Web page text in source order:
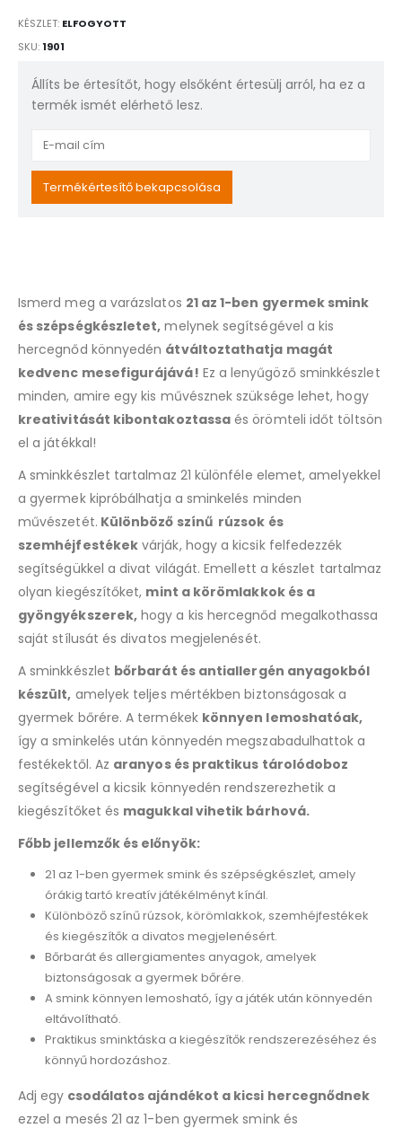
KÉSZLET: ELFOGYOTT
SKU:1901
Állíts be értesítőt, hogy elsőként értesülj arról, ha ez a
termék ismét elérhető lesz.
Enter
email
address
for
this
product
Termékértesítő bekapcsolása
Ismerd meg a varázslatos 21 az 1-ben gyermek smink
és szépségkészletet, melynek segítségével a kis
hercegnőd könnyedén átváltoztathatja magát
kedvenc mesefigurájává! Ez a lenyűgöző sminkkészlet
minden, amire egy kis művésznek szüksége lehet, hogy
kreativitását kibontakoztassa és örömteli időt töltsön
el a játékkal!
A sminkkészlet tartalmaz 21 különféle elemet, amelyekkel
a gyermek kipróbálhatja a sminkelés minden
művészetét. Különböző színű rúzsok és
szemhéjfestékek várják, hogy a kicsik felfedezzék
segítségükkel a divat világát. Emellett a készlet tartalmaz
olyan kiegészítőket, mint a körömlakkok és a
gyöngyékszerek, hogy a kis hercegnőd megalkothassa
saját stílusát és divatos megjelenését.
A sminkkészlet bőrbarát és antiallergén anyagokból
készült, amelyek teljes mértékben biztonságosak a
gyermek bőrére. A termékek könnyen lemoshatóak,
így a sminkelés után könnyedén megszabadulhattok a
festékektől. Az aranyos és praktikus tárolódoboz
segítségével a kicsik könnyedén rendszerezhetik a
kiegészítőket és magukkal vihetik bárhová.
Főbb jellemzők és előnyök:
21 az 1-ben gyermek smink és szépségkészlet, amely
órákig tartó kreatív játékélményt kínál.
Különböző színű rúzsok, körömlakkok, szemhéjfestékek
és kiegészítők a divatos megjelenésért.
Bőrbarát és allergiamentes anyagok, amelyek
biztonságosak a gyermek bőrére.
A smink könnyen lemosható, így a játék után könnyedén
eltávolítható.
Praktikus sminktáska a kiegészítők rendszerezéséhez és
könnyű hordozáshoz.
Adj egy csodálatos ajándékot a kicsi hercegnődnek
ezzel a mesés 21 az 1-ben gyermek smink és